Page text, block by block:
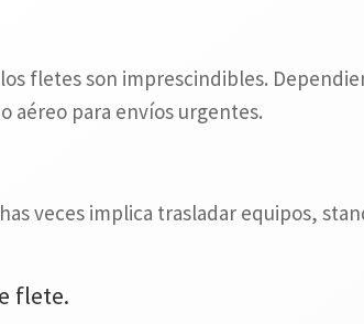
fletes son imprescindibles.
aéreo para envíos urgentes.
veces implica trasladar equipos,
flete.